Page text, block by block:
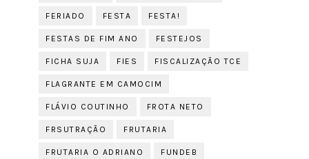
FERIADO FESTA FESTA!
FESTAS DE FIM ANO FESTEJOS
FICHA SUJA FIES FISCALIZAÇÃO TCE
FLAGRANTE EM CAMOCIM
FLÁVIO COUTINHO FROTA NETO
FRSUTRAÇÃO FRUTARIA
FRUTARIA O ADRIANO FUNDEB